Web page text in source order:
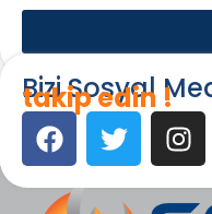
Bizi Sosyal
takip edin !